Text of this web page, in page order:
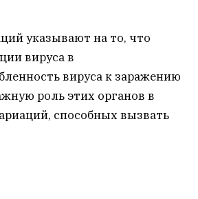
указывают на то, что
вируса в
вируса к заражению
роль этих органов в
способных вызвать